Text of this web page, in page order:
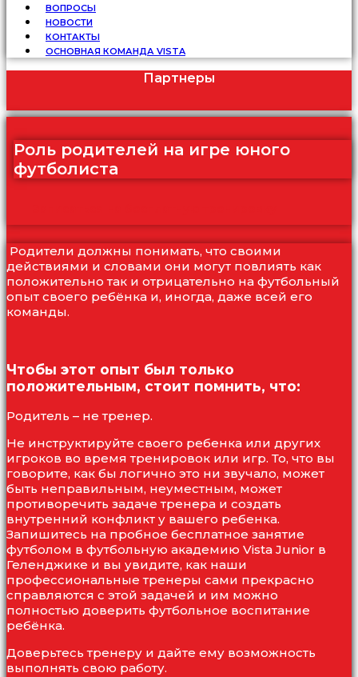
ВОПРОСЫ
НОВОСТИ
КОНТАКТЫ
ОСНОВНАЯ КОМАНДА VISTA
Партнеры
Роль родителей на игре юного
футболиста
Родители должны понимать, что своими
действиями и словами они могут повлиять как
положительно так и отрицательно на футбольный
опыт своего ребёнка и, иногда, даже всей его
команды.
Чтобы этот опыт был только
положительным, стоит помнить, что:
Родитель – не тренер.
Не инструктируйте своего ребенка или других
игроков во время тренировок или игр. То, что вы
говорите, как бы логично это ни звучало, может
быть неправильным, неуместным, может
противоречить задаче тренера и создать
внутренний конфликт у вашего ребенка.
Запишитесь на пробное бесплатное занятие
футболом в футбольную академию Vista Junior в
Геленджике и вы увидите, как наши
профессиональные тренеры сами прекрасно
справляются с этой задачей и им можно
полностью доверить футбольное воспитание
ребёнка.
Доверьтесь тренеру и дайте ему возможность
выполнять свою работу.